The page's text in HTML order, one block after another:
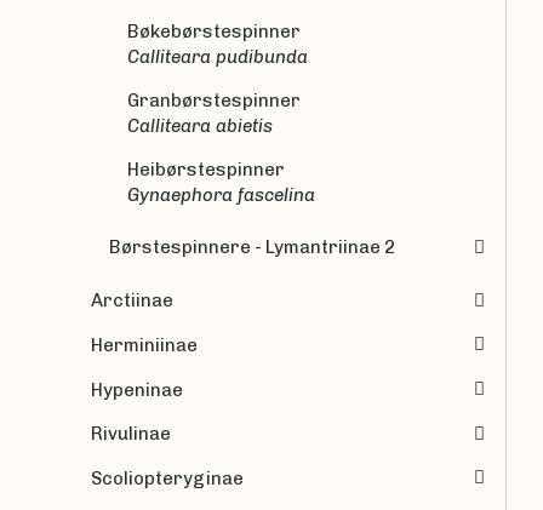
Bøkebørstespinner
Calliteara pudibunda
Granbørstespinner
Calliteara abietis
Heibørstespinner
Gynaephora fascelina
Børstespinnere - Lymantriinae 2
Arctiinae
Herminiinae
Hypeninae
Rivulinae
Scoliopteryginae